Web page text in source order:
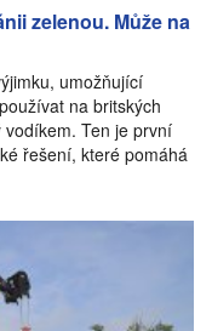
zelenou. Může na
umožňující
na britských
Ten je první
řešení, které pomáhá